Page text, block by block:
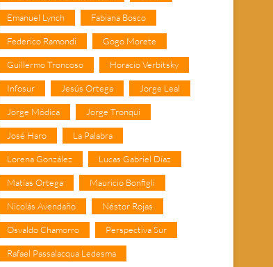
Emanuel Lynch Fabiana Bosco
Federico Ramondi Gogo Morete
Guillermo Troncoso Horacio Verbitsky
Infosur Jesús Ortega Jorge Leal
Jorge Módica Jorge Tronqui
José Haro La Palabra
Lorena González Lucas Gabriel Díaz
Matías Ortega Mauricio Bonfigli
Nicolás Avendaño Néstor Rojas
Osvaldo Chamorro Perspectiva Sur
Rafael Passalacqua Ledesma